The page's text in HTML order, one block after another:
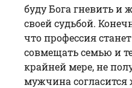
буду Бога гневить и
своей судьбой.
что профессия
совмещать семью и
крайней мере, не
мужчина согласится